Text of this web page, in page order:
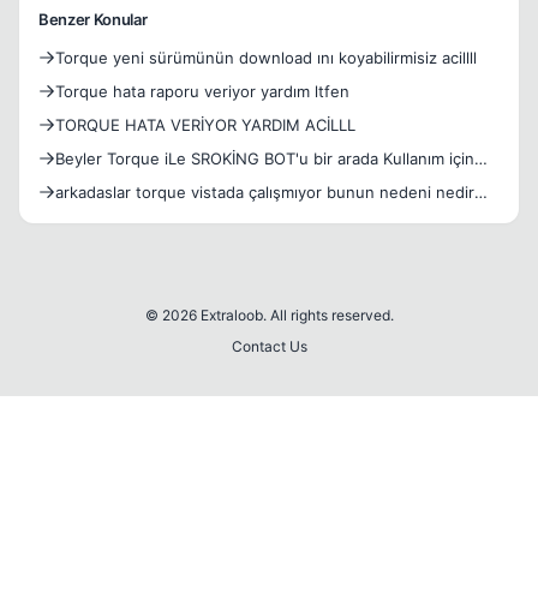
Benzer Konular
Torque yeni sürümünün download ını koyabilirmisiz acillll
Torque hata raporu veriyor yardım ltfen
TORQUE HATA VERİYOR YARDIM ACİLLL
Beyler Torque iLe SROKİNG BOT'u bir arada Kullanım için
Yard
arkadaslar torque vistada çalışmıyor bunun nedeni nedir
© 2026 Extraloob. All rights reserved.
Contact Us